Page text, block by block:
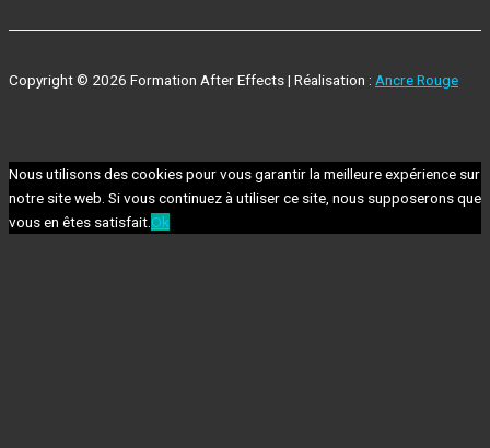
Copyright © 2026 Formation After Effects | Réalisation : Ancre Rouge
Nous utilisons des cookies pour vous garantir la meilleure expérience sur
notre site web. Si vous continuez à utiliser ce site, nous supposerons que
vous en êtes satisfait. Ok